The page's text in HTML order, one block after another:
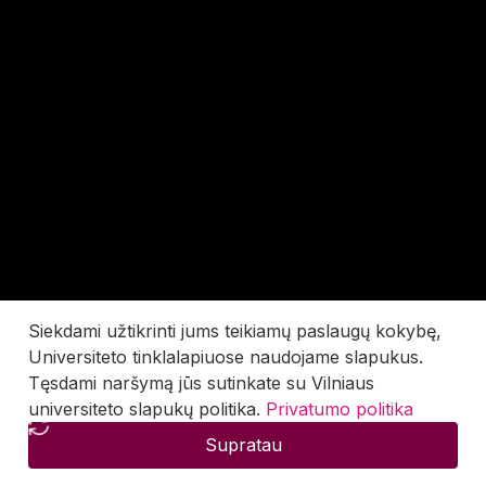
Siekdami užtikrinti jums teikiamų paslaugų kokybę,
Universiteto tinklalapiuose naudojame slapukus.
Tęsdami naršymą jūs sutinkate su Vilniaus
universiteto slapukų politika. Privatumo politika
Supratau